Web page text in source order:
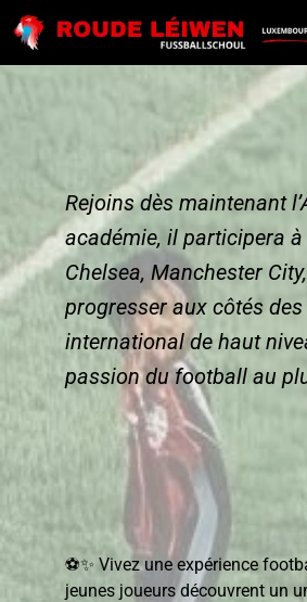
Rejoins dès maintenant
académie, il participera
Chelsea, Manchester
progresser aux côtés
international de haut
passion du football au
⚽✨ Vivez une expérience
jeunes joueurs découvrent un